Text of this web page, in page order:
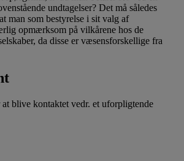
undtagelser? Det må således
man som bestyrelse i sit valg af
opmærksom på vilkårene hos de
da disse er væsensforskellige fra
blive kontaktet vedr. et uforpligtende